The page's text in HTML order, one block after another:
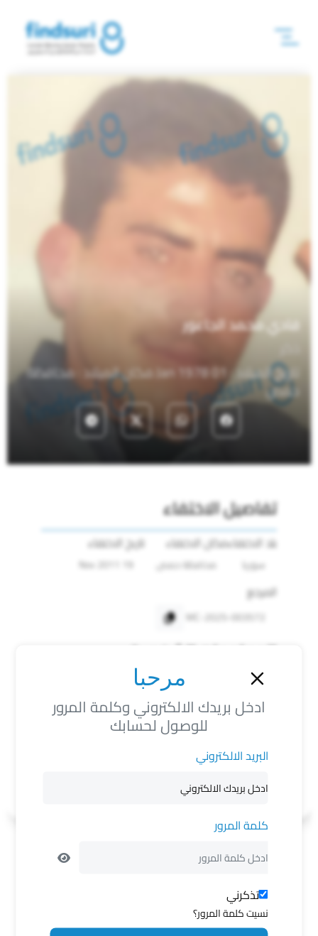
مرحبا
ادخل بريدك الالكتروني وكلمة المرور
للوصول لحسابك
البريد الالكتروني
كلمة المرور
تذكرني
نسيت كلمة المرور؟
فادي محمد الجاعور
تاريخ الميلاد : 01 Jan 1978 مكان الميلاد : محافظة
حمص
تفاصيل الاختفاء
بلد الاختفاء
سوريا
مكان الاختفاء
محافظة حمص
تاريخ الاختفاء
19 Nov 2011
المرجع
MC-2025-003572
المعلومات الشخصية
لون الشعر
N/A
N/A
لون البشرة
N/A
العلامات المميزة
N/A
منشورات مرتبطة